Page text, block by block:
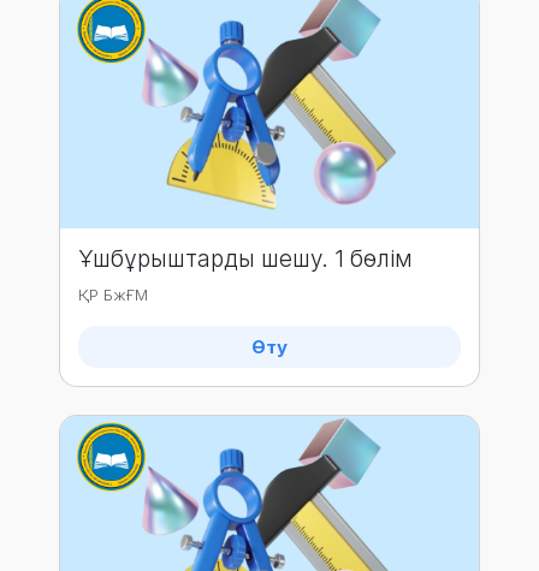
Ұшбұрыштарды шешу. 1 бөлім
ҚР БжҒМ
Өту